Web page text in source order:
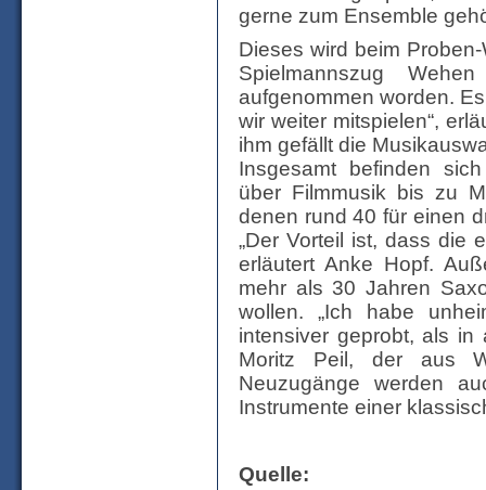
gerne zum Ensemble
Dieses wird beim
Spielmannszug
aufgenommen worden.
wir weiter mitspielen“,
ihm gefällt die
Insgesamt befinden
über Filmmusik bis zu
denen rund 40 für einen
„Der Vorteil ist, dass die
erläutert Anke Hopf.
mehr als 30 Jahren
wollen. „Ich habe
intensiver geprobt, als in
Moritz Peil, der aus
Neuzugänge werden
Instrumente einer
Quelle: